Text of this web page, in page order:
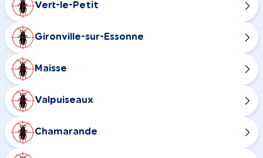
Vert-le-Petit
Gironville-sur-Essonne
Maisse
Valpuiseaux
Chamarande